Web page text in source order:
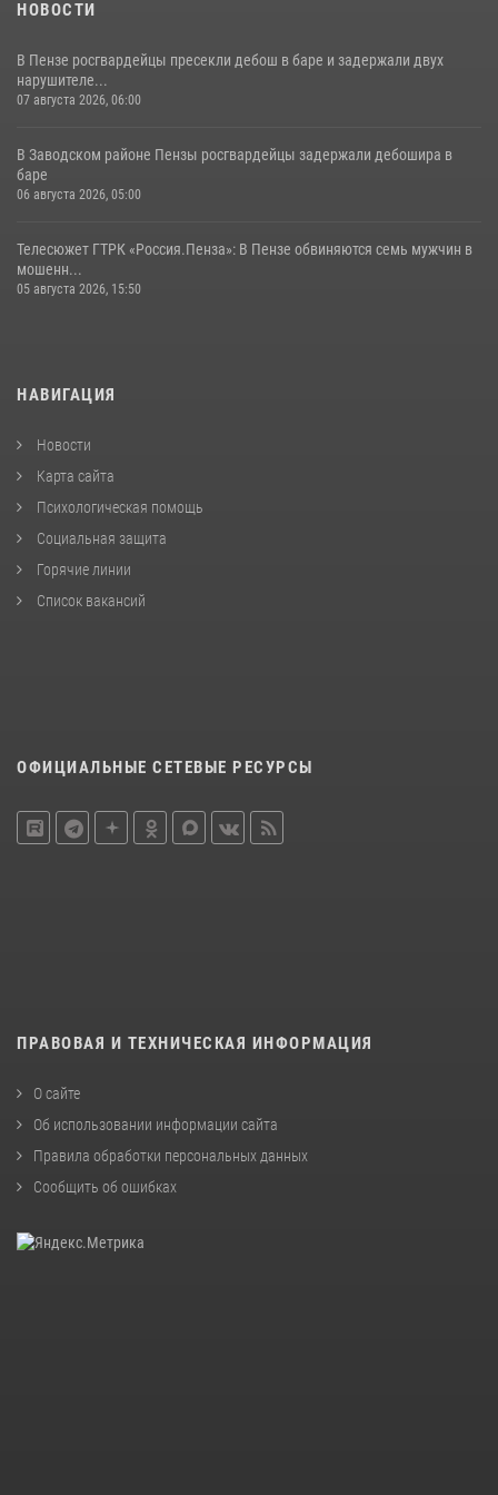
НОВОСТИ
В Пензе росгвардейцы пресекли дебош в баре и задержали двух
нарушителе...
07 августа 2026, 06:00
В Заводском районе Пензы росгвардейцы задержали дебошира в
баре
06 августа 2026, 05:00
Телесюжет ГТРК «Россия.Пенза»: В Пензе обвиняются семь мужчин в
мошенн...
05 августа 2026, 15:50
НАВИГАЦИЯ
Новости
Карта сайта
Психологическая помощь
Социальная защита
Горячие линии
Список вакансий
ОФИЦИАЛЬНЫЕ СЕТЕВЫЕ РЕСУРСЫ
ПРАВОВАЯ И ТЕХНИЧЕСКАЯ ИНФОРМАЦИЯ
О сайте
Об использовании информации сайта
Правила обработки персональных данных
Сообщить об ошибках